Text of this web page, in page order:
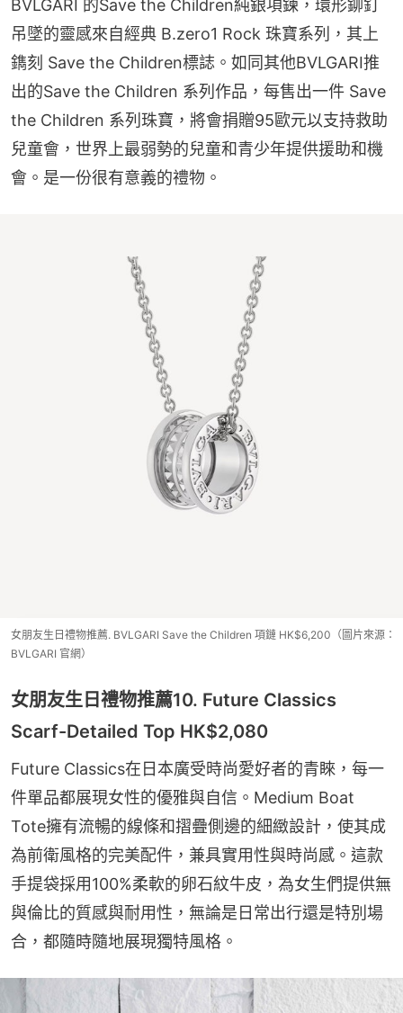
BVLGARI 的Save the Children純銀項鍊，環形鉚釘
吊墜的靈感來自經典 B.zero1 Rock 珠寶系列，其上
鐫刻 Save the Children標誌。如同其他BVLGARI推
出的Save the Children 系列作品，每售出一件 Save
the Children 系列珠寶，將會捐贈95歐元以支持救助
兒童會，世界上最弱勢的兒童和青少年提供援助和機
會。是一份很有意義的禮物。
女朋友生日禮物推薦. BVLGARI Save the Children 項鏈 HK$6,200（圖片來源：
BVLGARI 官網）
女朋友生日禮物推薦10. Future Classics
Scarf-Detailed Top HK$2,080
Future Classics在日本廣受時尚愛好者的青睞，每一
件單品都展現女性的優雅與自信。Medium Boat
Tote擁有流暢的線條和摺疊側邊的細緻設計，使其成
為前衛風格的完美配件，兼具實用性與時尚感。這款
手提袋採用100%柔軟的卵石紋牛皮，為女生們提供無
與倫比的質感與耐用性，無論是日常出行還是特別場
合，都隨時隨地展現獨特風格。